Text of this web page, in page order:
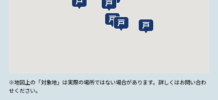
※地図上の「対象地」は実際の場所ではない場合があります。詳しくはお問い合わ
せください。